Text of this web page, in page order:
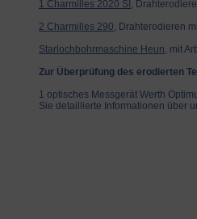
1 Charmilles 2020 SI ,
2 Charmilles 290, Drahterodieren
Starlochbohrmaschine Heun, mit
Zur Überprüfung des erodierten
1 optisches Messgerät Werth
Sie detaillierte Informationen über